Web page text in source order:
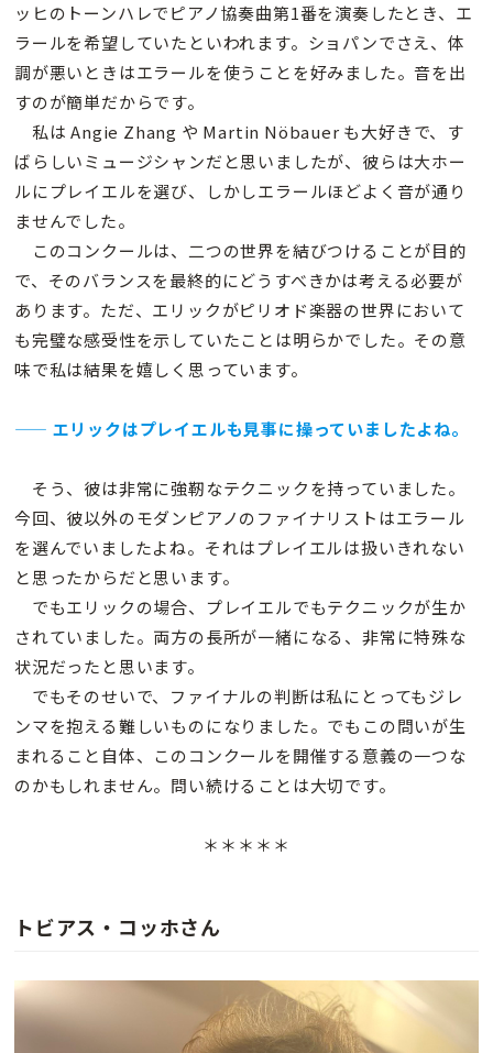
ッヒのトーンハレでピアノ協奏曲第1番を演奏したとき、エ
ラールを希望していたといわれます。ショパンでさえ、体
調が悪いときはエラールを使うことを好みました。音を出
すのが簡単だからです。
私は Angie Zhang や Martin Nöbauer も大好きで、す
ばらしいミュージシャンだと思いましたが、彼らは大ホー
ルにプレイエルを選び、しかしエラールほどよく音が通り
ませんでした。
このコンクールは、二つの世界を結びつけることが目的
で、そのバランスを最終的にどうすべきかは考える必要が
あります。ただ、エリックがピリオド楽器の世界において
も完璧な感受性を示していたことは明らかでした。その意
味で私は結果を嬉しく思っています。
—— エリックはプレイエルも見事に操っていましたよね。
そう、彼は非常に強靭なテクニックを持っていました。
今回、彼以外のモダンピアノのファイナリストはエラール
を選んでいましたよね。それはプレイエルは扱いきれない
と思ったからだと思います。
でもエリックの場合、プレイエルでもテクニックが生か
されていました。両方の長所が一緒になる、非常に特殊な
状況だったと思います。
でもそのせいで、ファイナルの判断は私にとってもジレ
ンマを抱える難しいものになりました。でもこの問いが生
まれること自体、このコンクールを開催する意義の一つな
のかもしれません。問い続けることは大切です。
＊＊＊ ＊＊
トビアス・コッホさん